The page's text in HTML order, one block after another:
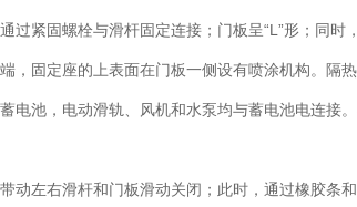
紧固螺栓与滑杆固定连接；门板呈“L”形；同
固定座的上表面在门板一侧设有喷涂机构。隔
池，电动滑轨、风机和水泵均与蓄电池电连接
左右滑杆和门板滑动关闭；此时，通过橡胶条